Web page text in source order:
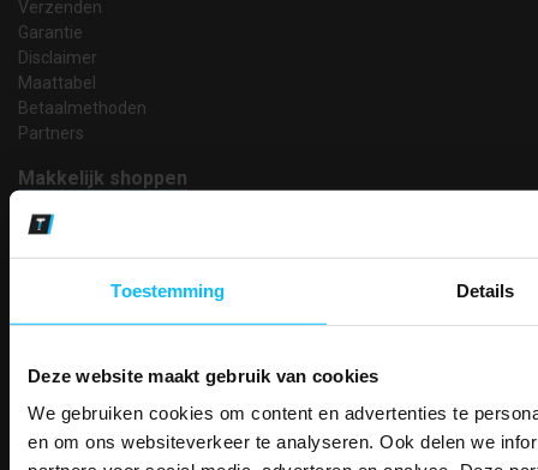
Toestemming Details
Deze website maakt gebruik van cookies
We gebruiken cookies om content en advertenties te
en om ons websiteverkeer te analyseren. Ook delen we
Verzenden
Garantie
Disclaimer
Maattabel
Betaalmethoden
Partners
Makkelijk shoppen
Gratis verzending in Nederland vanaf € 150,- excl. BTW
Bedruk- en borduurservice
14 Dagen tijd om te herroepen
Betaalwijze
Email
Inschrijven
ONTVANG
PAK